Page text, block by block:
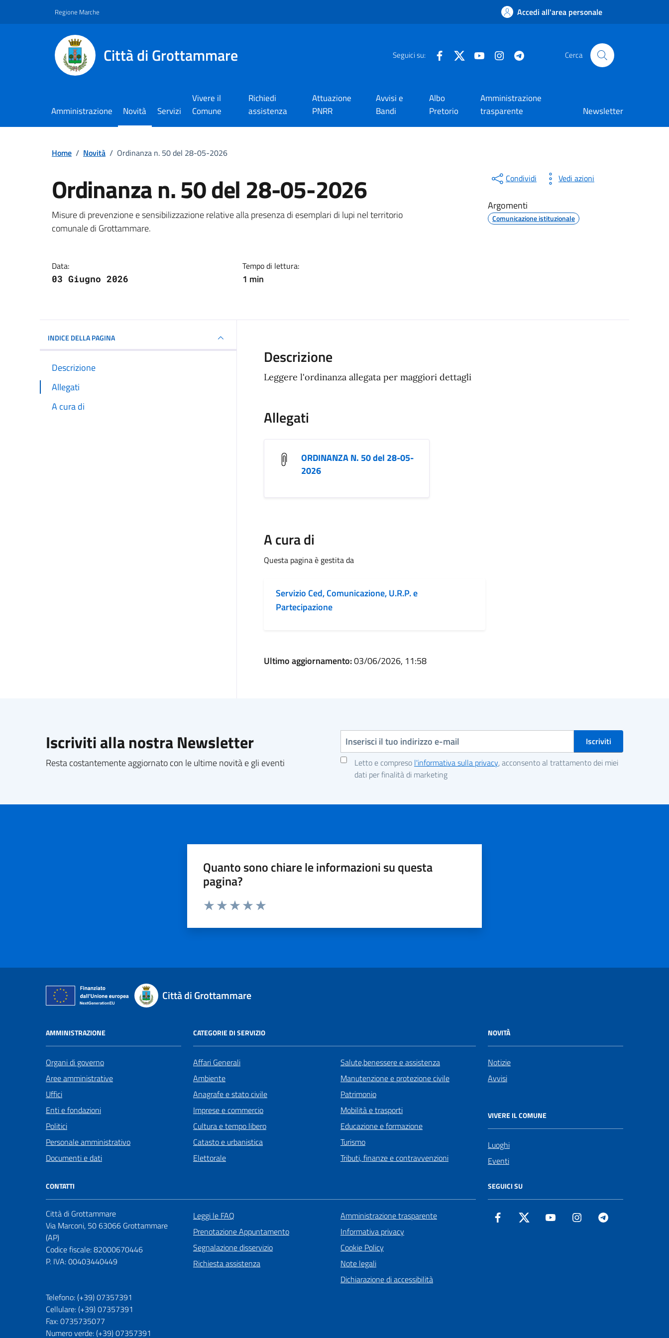
Regione Marche Accedi all'area personale
Città di Grottammare Seguici su: FacebookTwitter YouTube Instagram Cerca
Amministrazione Novità Servizi
Vivere il
Comune
Richiedi
assistenza
Attuazione
PNRR
Avvisi e
Bandi
Albo
Pretorio
Amministrazione
trasparente
Newsletter
Home / Novità / Ordinanza n. 50 del 28-05-2026
Ordinanza n. 50 del 28-05-2026
Dettagli della notizia
Misure di prevenzione e sensibilizzazione relative alla presenza di esemplari di lupi nel territorio
comunale di Grottammare.
Data:
03 Giugno 2026
Tempo di lettura:
1 min
Condividi Vedi azioni
Argomenti
Comunicazione istituzionale
INDICE DELLA PAGINA
Descrizione
Allegati
A cura di
Descrizione
Leggere l'ordinanza allegata per maggiori dettagli
Allegati
ORDINANZA N. 50 del 28-05-
2026
A cura di
Questa pagina è gestita da
Servizio Ced, Comunicazione, U.R.P. e
Partecipazione
Ultimo aggiornamento:03/06/2026, 11:58
Iscriviti alla nostra Newsletter
Resta costantemente aggiornato con le ultime novità e gli eventi
Indirizzo e-mail
Letto e compreso l'informativa sulla privacy, acconsento al trattamento dei miei
dati per finalità di marketing
Quanto sono chiare le informazioni su questa
pagina?
Città di Grottammare
AMMINISTRAZIONE
Organi di governo
Aree amministrative
Uffici
Enti e fondazioni
Politici
Personale amministrativo
Documenti e dati
CATEGORIE DI SERVIZIO
Affari Generali
Ambiente
Anagrafe e stato civile
Imprese e commercio
Cultura e tempo libero
Catasto e urbanistica
Elettorale
Salute,benessere e assistenza
Manutenzione e protezione civile
Patrimonio
Mobilità e trasporti
Educazione e formazione
Turismo
Tributi, finanze e contravvenzioni
NOVITÀ
Notizie
Avvisi
VIVERE IL COMUNE
Luoghi
Eventi
CONTATTI
Città di Grottammare
Via Marconi, 50 63066 Grottammare
(AP)
Codice fiscale: 82000670446
P. IVA: 00403440449
Telefono: (+39) 07357391
Cellulare: (+39) 07357391
Fax: 0735735077
Numero verde: (+39) 07357391
Leggi le FAQ
Prenotazione Appuntamento
Segnalazione disservizio
Richiesta assistenza
Amministrazione trasparente
Informativa privacy
Cookie Policy
Note legali
Dichiarazione di accessibilità
SEGUICI SU
Facebook Twitter YouTube Instagram